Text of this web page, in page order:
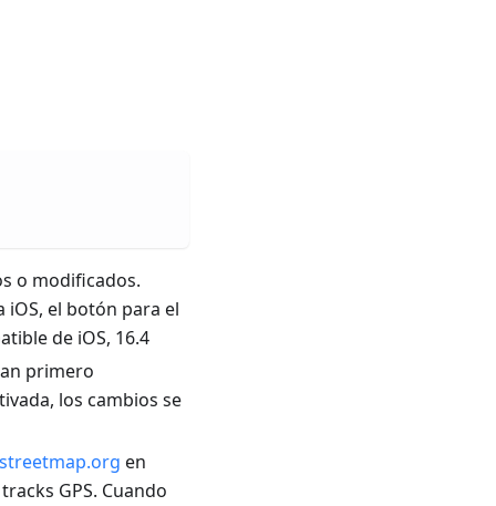
o modificados.
iOS, el botón para el
de iOS, 16.4
primero
los cambios se
en
GPS. Cuando